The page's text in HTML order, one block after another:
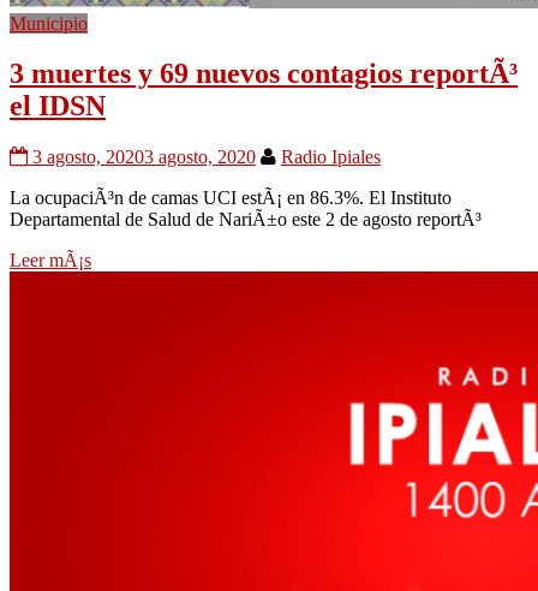
Municipio
3 muertes y 69 nuevos contagios reportÃ³
el IDSN
3 agosto, 20203 agosto, 2020
Radio Ipiales
La ocupaciÃ³n de camas UCI estÃ¡ en 86.3%. El Instituto
Departamental de Salud de NariÃ±o este 2 de agosto reportÃ³
Leer mÃ¡s